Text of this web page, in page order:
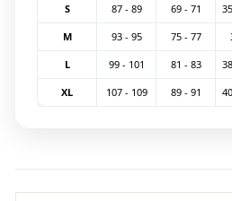
S 87 - 89 69 - 71
M 93 - 95 75 - 77
L 99 - 101 81 - 83
XL 107 - 109 89 - 91